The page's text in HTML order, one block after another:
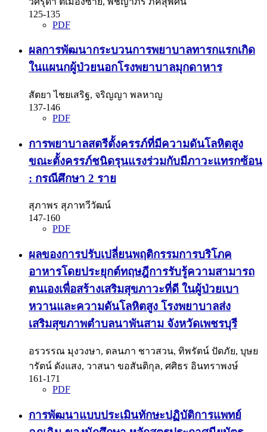
125-135
PDF
ผลการพัฒนากระบวนการพยาบาลทารกแรกเกิด
ในแผนกผู้ป่วยนอกโรงพยาบาลมุกดาหาร
สัตยา ไชยเสริฐ, จริญญา พลหาญ
137-146
PDF
การพยาบาลสตรีตั้งครรภ์ที่มีความดันโลหิตสูง
ขณะตั้งครรภ์ชนิดรุนแรงร่วมกับมีภาวะแทรกซ้อน
: กรณีศึกษา 2 ราย
สุภาพร สุภาทวีวัฒน์
147-160
PDF
ผลของการปรับเปลี่ยนพฤติกรรมการบริโภค
อาหารโดยประยุกต์ทฤษฎีการรับรู้ความสามารถ
ตนเองเพื่อสร้างเสริมสุขภาวะที่ดี ในผู้ป่วยเบา
หวานและความดันโลหิตสูง โรงพยาบาลส่ง
เสริมสุขภาพตำบลนาพันสาม จังหวัดเพชรบุรี
อรวรรณ มุงวงษา, ดลนภา ชาวสวน, ทิพรัตน์ ปัดภัย, บุษย
ารัตน์ ดังแสง, วาสนา ขอสันติกุล, ศศิธร อินทราพงษ์
161-171
PDF
การพัฒนาแบบประเมินทักษะปฏิบัติการแพทย์